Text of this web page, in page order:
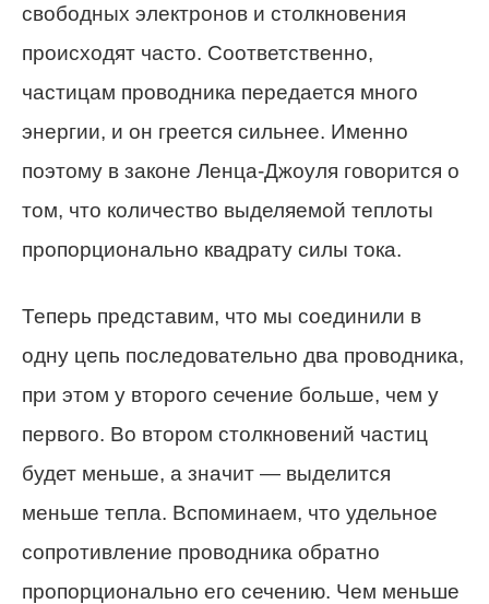
свободных электронов и столкновения
происходят часто. Соответственно,
частицам проводника передается много
энергии, и он греется сильнее. Именно
поэтому в законе Ленца-Джоуля говорится о
том, что количество выделяемой теплоты
пропорционально квадрату силы тока.
Теперь представим, что мы соединили в
одну цепь последовательно два проводника,
при этом у второго сечение больше, чем у
первого. Во втором столкновений частиц
будет меньше, а значит — выделится
меньше тепла. Вспоминаем, что удельное
сопротивление проводника обратно
пропорционально его сечению. Чем меньше